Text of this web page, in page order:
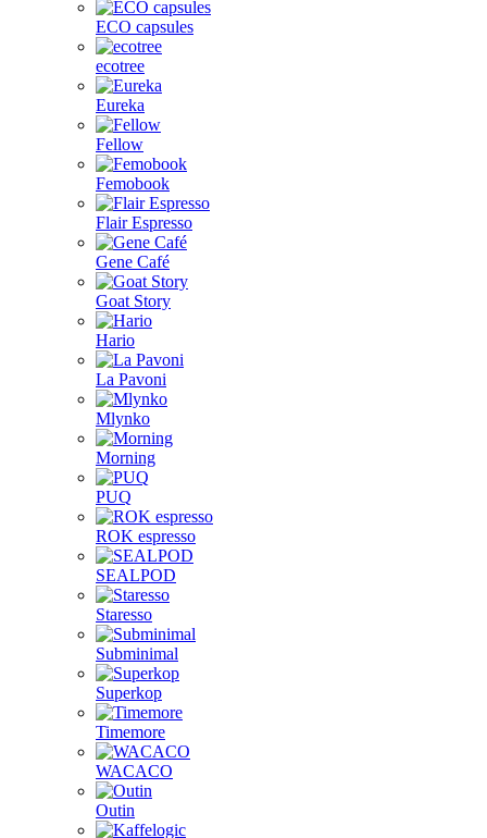
ECO capsules
ecotree
Eureka
Fellow
Femobook
Flair Espresso
Gene Café
Goat Story
Hario
La Pavoni
Mlynko
Morning
PUQ
ROK espresso
SEALPOD
Staresso
Subminimal
Superkop
Timemore
WACACO
Outin